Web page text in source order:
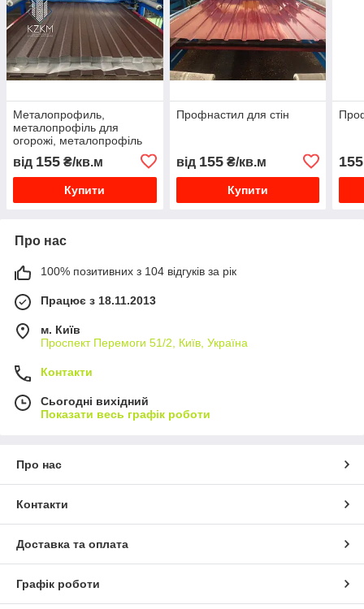
Металопрофиль,
металопрофіль для
огорожі, металопрофіль
від 155 ₴/кв.м
Купити
Профнастил для стін
від 155₴/кв.м
Купити
155
Про нас
100% позитивних з 104 відгуків за рік
Працює з 18.11.2013
м. Київ
Проспект Перемоги 51/2, Київ, Україна
Контакти
Сьогодні вихідний
Показати весь графік роботи
Про нас
Контакти
Доставка та оплата
Графік роботи